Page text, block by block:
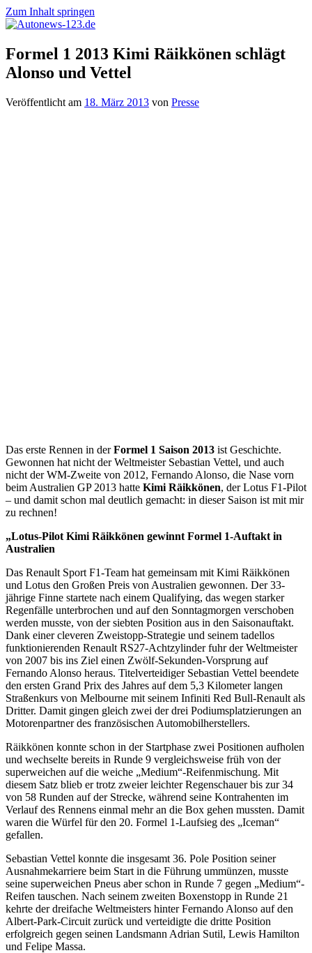
Zum Inhalt springen
Autonews-
123.de
Autonews
mit
Charme
Formel 1 2013 Kimi Räikkönen schlägt
Alonso und Vettel
Veröffentlicht am 18. März 2013 von Presse
Das erste Rennen in derFormel 1 Saison 2013 ist Geschichte.
Gewonnen hat nicht der Weltmeister Sebastian Vettel, und auch
nicht der WM-Zweite von 2012, Fernando Alonso, die Nase vorn
beim Australien GP 2013 hatte Kimi Räikkönen, der Lotus F1-Pilot
– und damit schon mal deutlich gemacht: in dieser Saison ist mit mir
zu rechnen!
„Lotus-Pilot Kimi Räikkönen gewinnt Formel 1-Auftakt in
Australien
Das Renault Sport F1-Team hat gemeinsam mit Kimi Räikkönen
und Lotus den Großen Preis von Australien gewonnen. Der 33-
jährige Finne startete nach einem Qualifying, das wegen starker
Regenfälle unterbrochen und auf den Sonntagmorgen verschoben
werden musste, von der siebten Position aus in den Saisonauftakt.
Dank einer cleveren Zweistopp-Strategie und seinem tadellos
funktio­nierenden Renault RS27-Achtzylinder fuhr der Weltmeister
von 2007 bis ins Ziel einen Zwölf-Sekunden-Vorsprung auf
Fernando Alonso heraus. Titelverteidiger Sebastian Vettel beendete
den ersten Grand Prix des Jahres auf dem 5,3 Kilometer langen
Straßenkurs von Melbourne mit seinem Infiniti Red Bull-Renault als
Dritter. Damit gingen gleich zwei der drei Podiumsplatzierungen an
Motorenpartner des französischen Automobilherstellers.
Räikkönen konnte schon in der Startphase zwei Positionen aufholen
und wechselte bereits in Runde 9 vergleichsweise früh von der
superweichen auf die weiche „Medium“-Reifenmischung. Mit
diesem Satz blieb er trotz zweier leichter Regenschauer bis zur 34
von 58 Runden auf der Strecke, während seine Kontrahenten im
Verlauf des Rennens einmal mehr an die Box gehen mussten. Damit
waren die Würfel für den 20. Formel 1-Laufsieg des „Iceman“
gefallen.
Sebastian Vettel konnte die insgesamt 36. Pole Position seiner
Ausnahmekarriere beim Start in die Führung ummünzen, musste
seine superweichen Pneus aber schon in Runde 7 gegen „Medium“-
Reifen tauschen. Nach seinem zweiten Boxenstopp in Runde 21
kehrte der dreifache Weltmeisters hinter Fernando Alonso auf den
Albert-Park-Circuit zurück und verteidigte die dritte Position
erfolgreich gegen seinen Landsmann Adrian Sutil, Lewis Hamilton
und Felipe Massa.